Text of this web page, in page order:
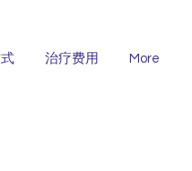
治疗费用 More